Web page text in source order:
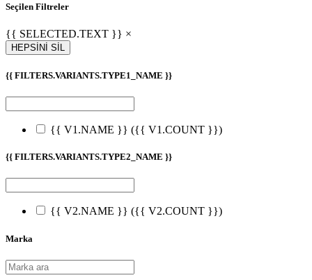
Seçilen Filtreler
{{ SELECTED.TEXT }} ×
HEPSİNİ SİL
{{ FILTERS.VARIANTS.TYPE1_NAME }}
{{ V1.NAME }} ({{ V1.COUNT }})
{{ FILTERS.VARIANTS.TYPE2_NAME }}
{{ V2.NAME }} ({{ V2.COUNT }})
Marka